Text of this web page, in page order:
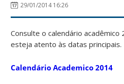
29/01/2014 16:26
Consulte o calendário acadêmico
esteja atento às datas principais.
Calendário Academico 2014